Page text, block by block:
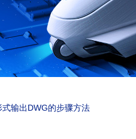
输出DWG的步骤方法